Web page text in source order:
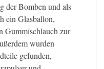
der Bomben und als
ein Glasballon,
Gummischlauch zur
wurden
gefunden,